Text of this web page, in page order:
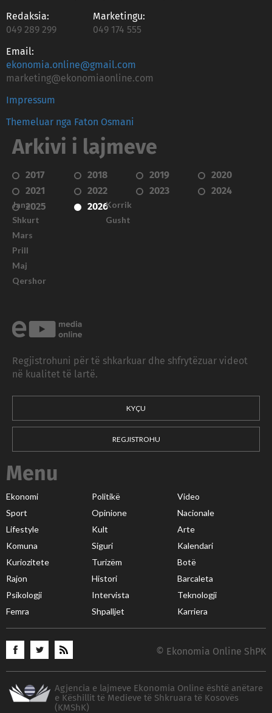
Redaksia:
049 289 299
Marketingu:
049 174 555
Email:
ekonomia.online@gmail.com
marketing@ekonomiaonline.com
Impressum
Themeluar nga Faton Osmani
Arkivi i lajmeve
2017 2018 2019
2020
2021
2022 2023
2024
2025
2026
Janar
Shkurt
Mars
Prill
Maj
Qershor
Korrik
Gusht
Regjistrohuni për të shkarkuar dhe shfrytëzuar videot
në kualitet të lartë.
KYÇU
REGJISTROHU
Menu
Ekonomi Politikë
Video
Sport
Opinione
Nacionale
Lifestyle
Kult
Arte
Komuna
Siguri
Kalendari
Kuriozitete
Turizëm
Botë
Rajon
Histori
Barcaleta
Psikologji
Intervista
Teknologji
Femra
Shpalljet Karriera
© Ekonomia Online ShPK
Agjencia e lajmeve Ekonomia Online është anëtare
e Këshillit të Medieve të Shkruara të Kosovës
(KMShK)